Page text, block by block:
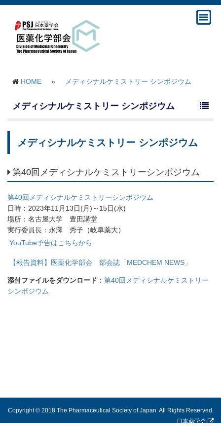
HOME » メディシナルケミストリー シンポジウム
メディシナルケミストリー シンポジウム
メディシナルケミストリー シンポジウム
第40回メディシナルケミストリーシンポジウム
第40回メディシナルケミストリーシンポジウム
日時：2023年11月13日(月)～15日(水)
場所：名古屋大学 豊田講堂
実行委員長：永澤 秀子（岐阜薬大）
YouTube予告はこちらから
【報告資料】医薬化学部会 部会誌「MEDCHEM NEWS」
添付ファイルをダウンロード ： 第40回メディシナルケミストリー
シンポジウム
Copyright © 2018 The Pharmaceutical Society of Japan. All Rights Reserved.
日本薬学会